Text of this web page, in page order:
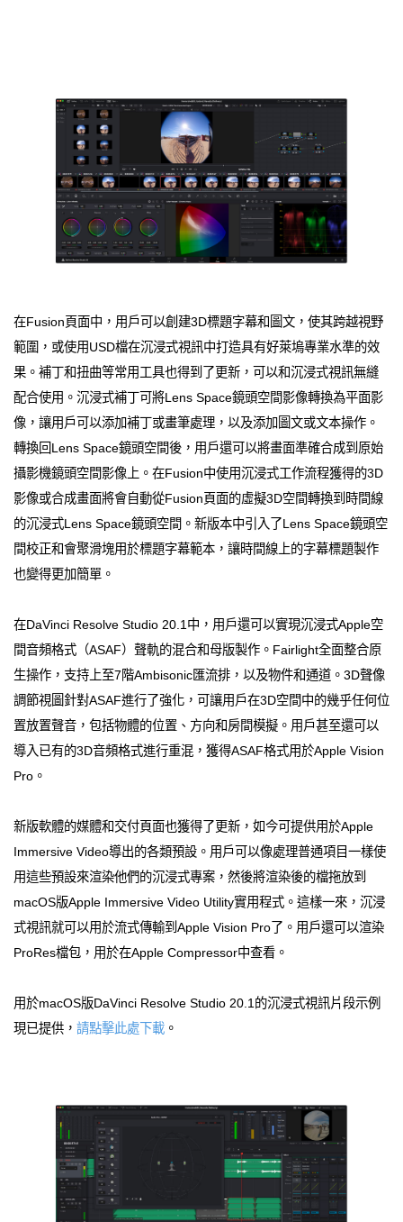
在Fusion頁面中，用戶可以創建3D標題字幕和圖文，使其跨越視野
範圍，或使用USD檔在沉浸式視訊中打造具有好萊塢專業水準的效
果。補丁和扭曲等常用工具也得到了更新，可以和沉浸式視訊無縫
配合使用。沉浸式補丁可將Lens Space鏡頭空間影像轉換為平面影
像，讓用戶可以添加補丁或畫筆處理，以及添加圖文或文本操作。
轉換回Lens Space鏡頭空間後，用戶還可以將畫面準確合成到原始
攝影機鏡頭空間影像上。在Fusion中使用沉浸式工作流程獲得的3D
影像或合成畫面將會自動從Fusion頁面的虛擬3D空間轉換到時間線
的沉浸式Lens Space鏡頭空間。新版本中引入了Lens Space鏡頭空
間校正和會聚滑塊用於標題字幕範本，讓時間線上的字幕標題製作
也變得更加簡單。
在DaVinci Resolve Studio 20.1中，用戶還可以實現沉浸式Apple空
間音頻格式（ASAF）聲軌的混合和母版製作。Fairlight全面整合原
生操作，支持上至7階Ambisonic匯流排，以及物件和通道。3D聲像
調節視圖針對ASAF進行了強化，可讓用戶在3D空間中的幾乎任何位
置放置聲音，包括物體的位置、方向和房間模擬。用戶甚至還可以
導入已有的3D音頻格式進行重混，獲得ASAF格式用於Apple Vision
Pro。
新版軟體的媒體和交付頁面也獲得了更新，如今可提供用於Apple
Immersive Video導出的各類預設。用戶可以像處理普通項目一樣使
用這些預設來渲染他們的沉浸式專案，然後將渲染後的檔拖放到
macOS版Apple Immersive Video Utility實用程式。這樣一來，沉浸
式視訊就可以用於流式傳輸到Apple Vision Pro了。用戶還可以渲染
ProRes檔包，用於在Apple Compressor中查看。
用於macOS版DaVinci Resolve Studio 20.1的沉浸式視訊片段示例
現已提供， 請點擊此處下載 。